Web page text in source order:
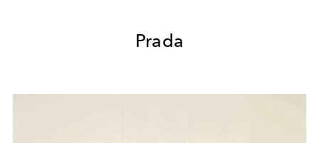
Prada